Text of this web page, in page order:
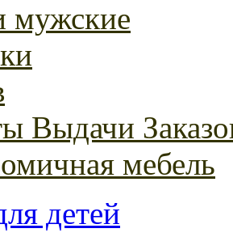
мужские
Выдачи
мебель
детей